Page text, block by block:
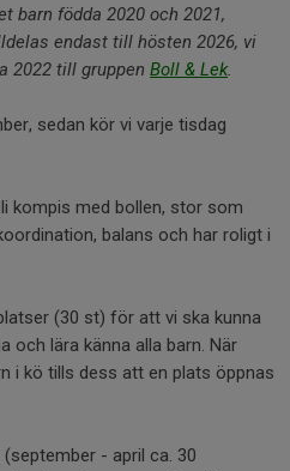
barn födda 2020 och 2021,
endast till hösten 2026, vi
2022 till gruppen Boll & Lek.
sedan kör vi varje tisdag
kompis med bollen, stor som
balans och har roligt i
(30 st) för att vi ska kunna
och lära känna alla barn. När
i kö tills dess att en plats öppnas
- april ca. 30